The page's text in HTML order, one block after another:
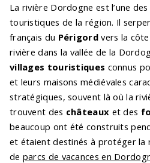
La rivière Dordogne est l’une
touristiques de la région. Il
français du Périgordvers la
rivière dans la vallée de la
villages touristiques connus
et leurs maisons médiévales
stratégiques, souvent là où la
trouvent des châteaux et des
beaucoup ont été construits
et étaient destinés à protéger la
de parcs de vacances en